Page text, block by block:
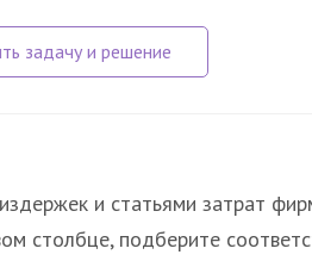
и статьями затрат
столбце, подберите